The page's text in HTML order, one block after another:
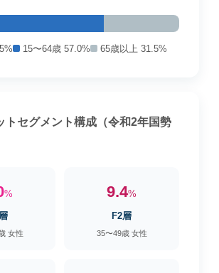
15〜64歳 57.0% 65歳以上 31.5%
トセグメント構成（令和2年国勢
%
女性
9.4%
F2層
35〜49歳 女性